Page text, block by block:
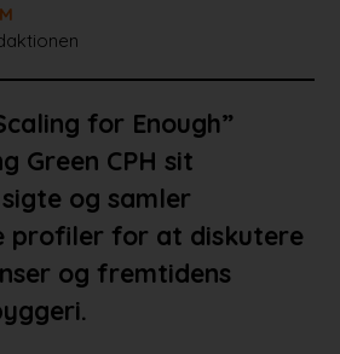
for Enough”
Green CPH sit
og samler
profiler for at diskutere
og fremtidens